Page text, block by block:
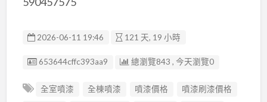
2026-06-11 19:46 121 天, 19 小時
廣告编號
653644cffc393aa9 總瀏覽843 , 今天瀏覽0
全室噴漆 全棟噴漆 噴漆價格
噴漆刷漆價格